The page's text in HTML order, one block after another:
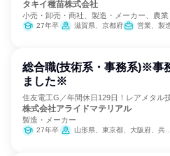
タキイ種苗株式会社
小売・卸売・商社、製造・メーカー、農
27年卒 滋賀県、京都府 営業、製造
総合職(技術系・事務系)※事
ました※
住友電工G／年間休日129日！レアメタル
株式会社アライドマテリアル
製造・メーカー
27年卒 山形県、東京都、大阪府、兵庫県